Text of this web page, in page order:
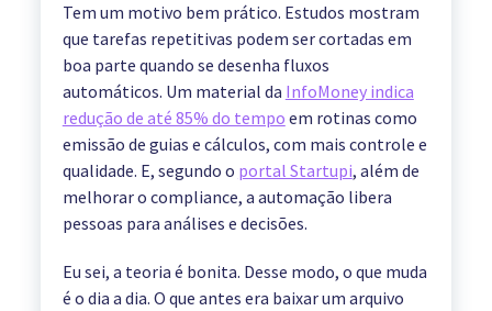
Tem um motivo bem prático. Estudos mostram
que tarefas repetitivas podem ser cortadas em
boa parte quando se desenha fluxos
automáticos. Um material da InfoMoney indica
redução de até 85% do tempo em rotinas como
emissão de guias e cálculos, com mais controle e
qualidade. E, segundo o portal Startupi, além de
melhorar o compliance, a automação libera
pessoas para análises e decisões.
Eu sei, a teoria é bonita. Desse modo, o que muda
é o dia a dia. O que antes era baixar um arquivo